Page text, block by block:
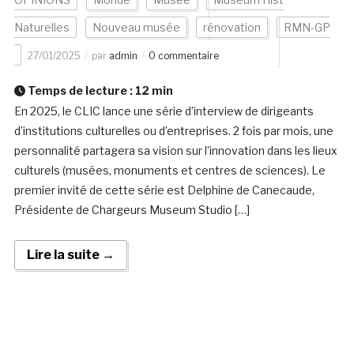
Naturelles Nouveau musée rénovation RMN-GP
27/01/2025 par admin 0 commentaire
Temps de lecture : 12 min
En 2025, le CLIC lance une série d’interview de dirigeants
d’institutions culturelles ou d’entreprises. 2 fois par mois, une
personnalité partagera sa vision sur l’innovation dans les lieux
culturels (musées, monuments et centres de sciences). Le
premier invité de cette série est Delphine de Canecaude,
Présidente de Chargeurs Museum Studio […]
Lire la suite →